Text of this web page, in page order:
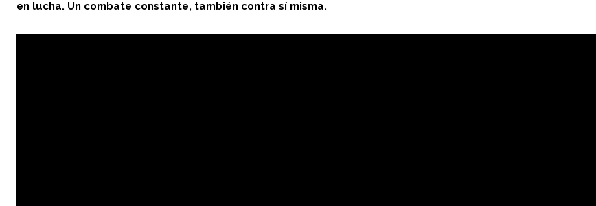
en lucha. Un combate constante, también contra sí misma.